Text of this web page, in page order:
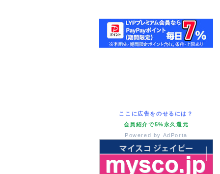
ここに広告をのせるには？
会員紹介で5%永久還元
Powered by AdPorta